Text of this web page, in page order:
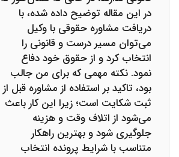
در این مقاله توضیح داده شده، با
دریافت مشاوره حقوقی با وکیل
می‌توان مسیر درست و قانونی را
انتخاب کرد و از حقوق خود دفاع
نمود. نکته مهمی که برای من جالب
بود، تاکید بر استفاده از مشاوره قبل از
ثبت شکایت است؛ زیرا این کار باعث
می‌شود از اتلاف وقت و هزینه
جلوگیری شود و بهترین راهکار
متناسب با شرایط پرونده انتخاب